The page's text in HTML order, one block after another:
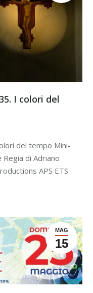
I colori del
del tempo Mini-
Regia di Adriano
APS ETS
MAG
15